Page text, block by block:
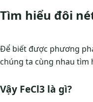
Tìm hiểu đôi
Để biết được phương
chúng ta cùng nhau tìm
Vậy FeCl3 là gì?